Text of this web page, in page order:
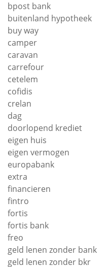
bpost bank
buitenland hypotheek
buy way
camper
caravan
carrefour
cetelem
cofidis
crelan
dag
doorlopend krediet
eigen huis
eigen vermogen
europabank
extra
financieren
fintro
fortis
fortis bank
freo
geld lenen zonder bank
geld lenen zonder bkr